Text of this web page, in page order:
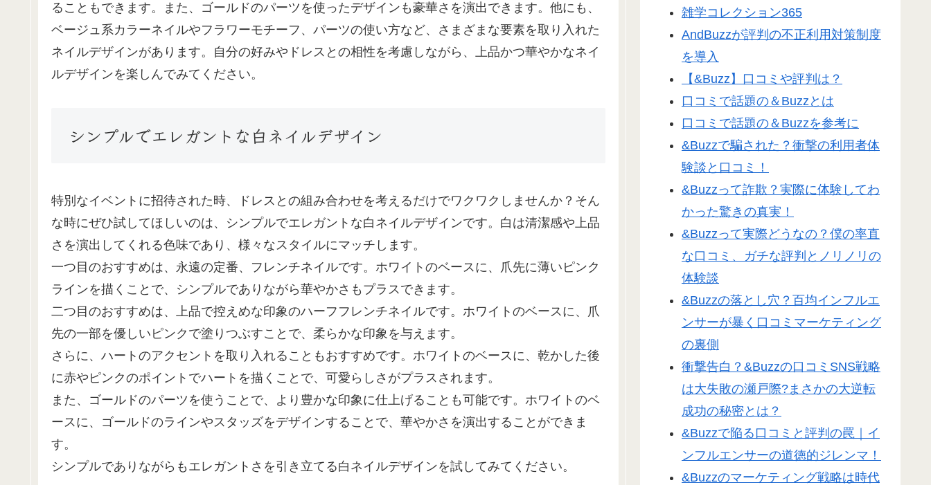
ることもできます。また、ゴールドのパーツを使ったデザインも豪華さを演出できます。他にも、
ベージュ系カラーネイルやフラワーモチーフ、パーツの使い方など、さまざまな要素を取り入れた
ネイルデザインがあります。自分の好みやドレスとの相性を考慮しながら、上品かつ華やかなネイ
ルデザインを楽しんでみてください。
シンプルでエレガントな白ネイルデザイン
特別なイベントに招待された時、ドレスとの組み合わせを考えるだけでワクワクしませんか？そん
な時にぜひ試してほしいのは、シンプルでエレガントな白ネイルデザインです。白は清潔感や上品
さを演出してくれる色味であり、様々なスタイルにマッチします。
一つ目のおすすめは、永遠の定番、フレンチネイルです。ホワイトのベースに、爪先に薄いピンク
ラインを描くことで、シンプルでありながら華やかさもプラスできます。
二つ目のおすすめは、上品で控えめな印象のハーフフレンチネイルです。ホワイトのベースに、爪
先の一部を優しいピンクで塗りつぶすことで、柔らかな印象を与えます。
さらに、ハートのアクセントを取り入れることもおすすめです。ホワイトのベースに、乾かした後
に赤やピンクのポイントでハートを描くことで、可愛らしさがプラスされます。
また、ゴールドのパーツを使うことで、より豊かな印象に仕上げることも可能です。ホワイトのベ
ースに、ゴールドのラインやスタッズをデザインすることで、華やかさを演出することができま
す。
シンプルでありながらもエレガントさを引き立てる白ネイルデザインを試してみてください。
雑学コレクション365
AndBuzzが評判の不正利用対策制度
を導入
【&Buzz】口コミや評判は？
口コミで話題の＆Buzzとは
口コミで話題の＆Buzzを参考に
&Buzzで騙された？衝撃の利用者体
験談と口コミ！
&Buzzって詐欺？実際に体験してわ
かった驚きの真実！
&Buzzって実際どうなの？僕の率直
な口コミ、ガチな評判とノリノリの
体験談
&Buzzの落とし穴？百均インフルエ
ンサーが暴く口コミマーケティング
の裏側
衝撃告白？&Buzzの口コミSNS戦略
は大失敗の瀬戸際?まさかの大逆転
成功の秘密とは？
&Buzzで陥る口コミと評判の罠｜イ
ンフルエンサーの道徳的ジレンマ！
&Buzzのマーケティング戦略は時代